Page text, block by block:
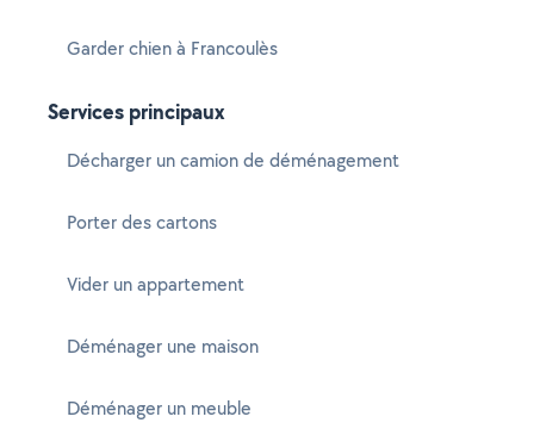
Garder chien à Francoulès
Services principaux
Décharger un camion de déménagement
Porter des cartons
Vider un appartement
Déménager une maison
Déménager un meuble